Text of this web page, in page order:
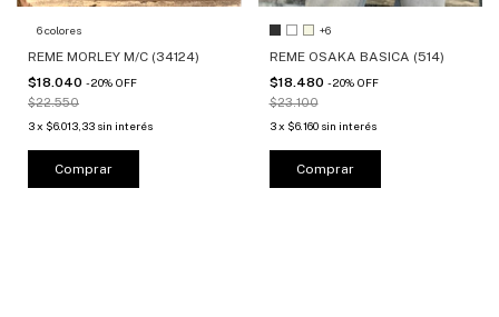
6 colores
REME MORLEY M/C (34124)
$18.040 -20% OFF
$22.550
3x $6.013,33 sin interés
Comprar
+6
REME OSAKA BASICA (514)
$18.480 -20% OFF
$23.100
3 x $6.160 sin interés
Comprar